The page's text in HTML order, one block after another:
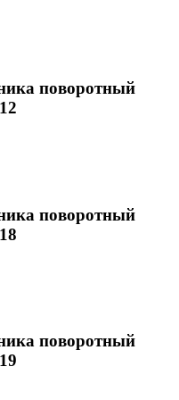
поворотный
поворотный
поворотный